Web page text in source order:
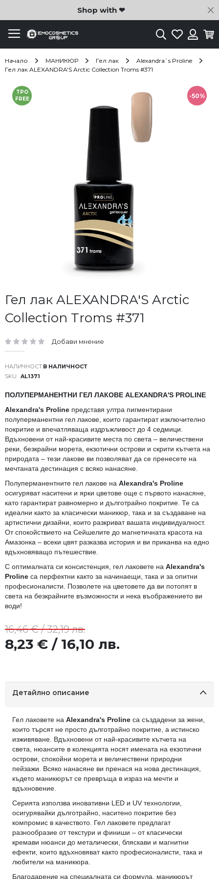
Shop with ❤
ТърсенеЛюбими
Начало МАНИКЮР Гел лак
Alexandra`s Proline
Гел лак ALEXANDRA'S Arctic Collection Troms #371
Гел лак ALEXANDRA'S Arctic
Collection Troms #371
рейтинг: Добави мнение
В НАЛИЧНОСТ
SKU
AL1371
ПОЛУПЕРМАНЕНТНИ ГЕЛ ЛАКОВЕ ALEXANDRA'S PROLINE
Alexandra's Proline представя ултра пигментирани
полуперманентни гел лакове, които гарантират изключително
покритие и впечатляваща издръжливост до 4 седмици.
Вдъхновени от най-красивите места по света – величествени
реки, безкрайни морета, екзотични острови и скрити кътчета на
природата – тези лакове ви позволяват да се пренесете на
мечтаната дестинация с всяко нанасяне.
Полуперманентните гел лакове на Alexandra's Proline
осигуряват наситени и ярки цветове още с първото нанасяне,
като гарантират равномерно и дълготрайно покритие. Те са
идеални както за класически маникюр, така и за създаване на
артистични дизайни, които разкриват вашата индивидуалност.
От спокойствието на Сейшелите до магнетичната красота на
Амазонка – всеки цвят разказва история и ви приканва на едно
вдъхновяващо пътешествие.
С оптималната си консистенция, гел лаковете на Alexandra's
Proline са перфектни както за начинаещи, така и за опитни
професионалисти. Позволете на цветовете да ви потопят в
света на безкрайните възможности и нека въображението ви
води!
8,23 € / 16,10 лв.
16,46 € / 32,19 лв.
-50%
TPO
FREE
Преминете
към
края
Преминете
към
началото
на
със
снимки
Детайлно описание
Гел лаковете на Alexandra's Proline са създадени за жени,
които търсят не просто дълготрайно покритие, а истинско
изживяване. Вдъхновени от най-красивите кътчета на
света, нюансите в колекцията носят имената на екзотични
острови, спокойни морета и величествени природни
пейзажи. Всяко нанасяне ви пренася на нова дестинация,
където маникюрът се превръща в израз на мечти и
вдъхновение.
Серията използва иновативни LED и UV технологии,
осигурявайки дълготрайно, наситено покритие без
компромис в качеството. Гел лаковете предлагат
разнообразие от текстури и финиши – от класически
кремави нюанси до металически, бляскави и магнитни
ефекти, които вдъхновяват както професионалисти, така и
любители на маникюра.
Благодарение на специалната си формула, маникюрът